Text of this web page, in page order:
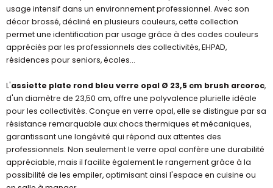
usage intensif dans un environnement professionnel. Avec son
décor brossé, décliné en plusieurs couleurs, cette collection
permet une identification par usage grâce à des codes couleurs
appréciés par les professionnels des collectivités, EHPAD,
résidences pour seniors, écoles…
L'assiette plate rond bleu verre opal Ø 23,5 cm brush arcoroc,
d'un diamètre de 23,50 cm, offre une polyvalence plurielle idéale
pour les collectivités. Conçue en verre opal, elle se distingue par sa
résistance remarquable aux chocs thermiques et mécaniques,
garantissant une longévité qui répond aux attentes des
professionnels. Non seulement le verre opal confère une durabilité
appréciable, mais il facilite également le rangement grâce à la
possibilité de les empiler, optimisant ainsi l'espace en cuisine ou